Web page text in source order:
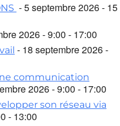
- 5 septembre 2026 - 15
2026 - 9:00 - 17:00
- 18 septembre 2026 -
communication
2026 - 9:00 - 17:00
son réseau via
- 13:00